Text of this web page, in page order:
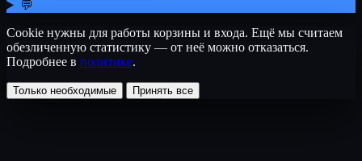
💬
Cookie нужны для работы корзины и входа. Ещё мы считаем
обезличенную статистику — от неё можно отказаться.
Подробнее в политике.
Только необходимые Принять все